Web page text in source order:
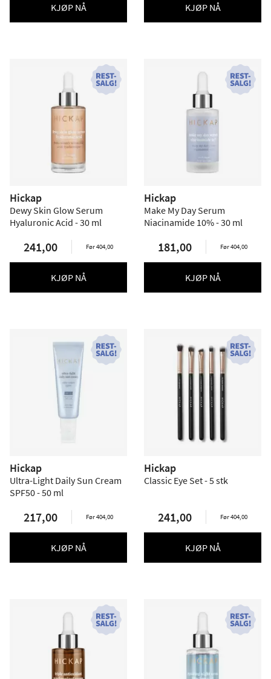
KJØP NÅ KJØP NÅ
Hickap
Dewy Skin Glow Serum
Hyaluronic Acid - 30 ml
241,00 Før 404,00
KJØP NÅ
Hickap
Make My Day Serum
Niacinamide 10% - 30 ml
181,00 Før 404,00
KJØP NÅ
Hickap
Ultra-Light Daily Sun Cream
SPF50 - 50 ml
217,00 Før 404,00
KJØP NÅ
Hickap
Classic Eye Set - 5 stk
241,00 Før 404,00
KJØP NÅ